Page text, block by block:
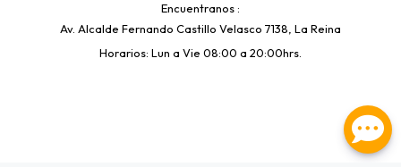
Encuentranos
Av. Alcalde Fernando Castillo Velasco 7138, La Reina
Horarios: Lun a Vie 08:00 a 20:00hrs.